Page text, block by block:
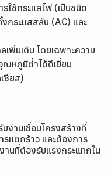
ใช้กระแสไฟ (เป็นชนิด
งกระแสสลับ (AC) และ
พิ่มเติม โดยเฉพาะความ
ณหภูมิต่ำได้ดีเยี่ยม
ซียส)
งานเชื่อมโครงสร้างที่
แตกร้าว และต้องการ
นที่ต้องรับแรงกระแทกใน